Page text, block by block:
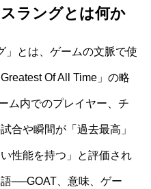
ラングとは何か
」とは、ゲームの文脈で使
Of All Time」の略
ム内でのプレイヤー、チ
合や瞬間が「過去最高」
性能を持つ」と評価され
──GOAT、意味、ゲー